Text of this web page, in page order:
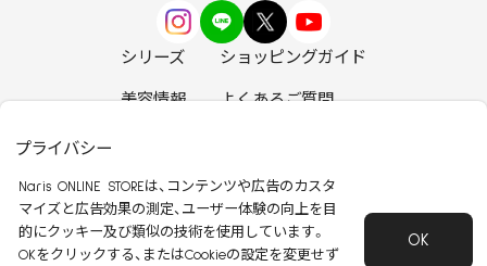
シリーズ ショッピングガイド
美容情報 よくあるご質問
安心して安全にご使用いただくために
プライバシー
Naris ONLINE STOREは、コンテンツや広告のカスタ
マイズと広告効果の測定、ユーザー体験の向上を目
的にクッキー及び類似の技術を使用しています。
OKをクリックする、またはCookieの設定を変更せず
OK